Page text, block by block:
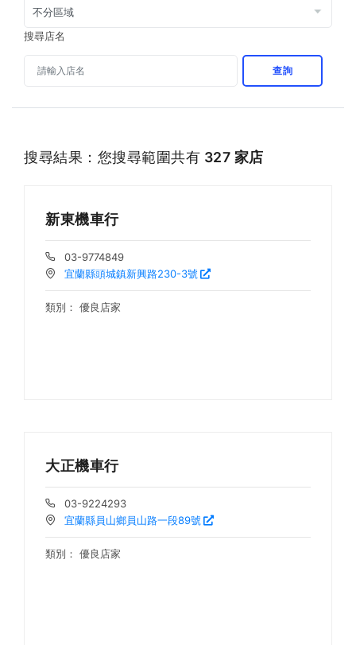
搜尋店名
查詢
搜尋結果：您搜尋範圍共有 327 家店
新東機車行
03-9774849
宜蘭縣頭城鎮新興路230-3號
類別： 優良店家
大正機車行
03-9224293
宜蘭縣員山鄉員山路一段89號
類別： 優良店家